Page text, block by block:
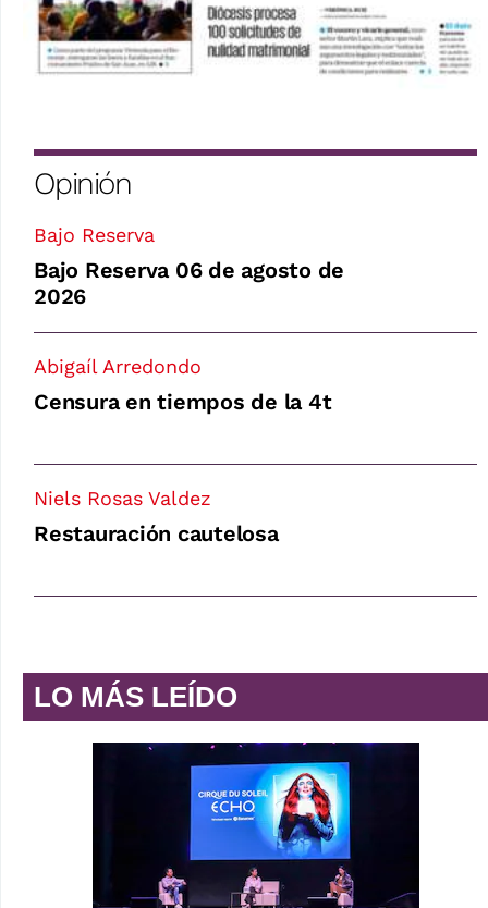
Opinión
Bajo Reserva
Bajo Reserva 06 de agosto de
2026
Abigaíl Arredondo
Censura en tiempos de la 4t
Niels Rosas Valdez
Restauración cautelosa
LO MÁS LEÍDO